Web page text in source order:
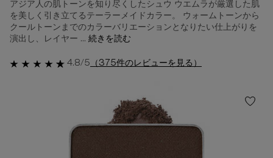
アジア人の肌トーンを知り尽くしたシュウ ウエムラが厳選した肌
を美しく引き立てるテーラーメイドカラー。 ウォームトーンから
クールトーンまでのカラーバリエーションとなりたい仕上がりを
演出し、レイヤー ... 続きを読む
4.8/5 （375件のレビューを見る）